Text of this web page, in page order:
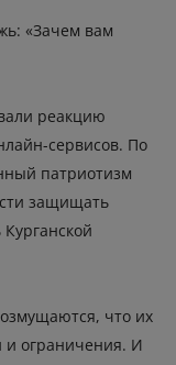
«Зачем вам
реакцию
сервисов. По
патриотизм
защищать
что их
ограничения. И